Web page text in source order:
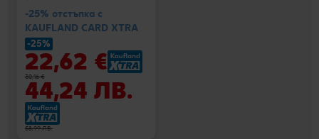
-25% отстъпка с
KAUFLAND CARD XTRA
-25%
22,62 €
30,16 €
44,24 ЛВ.
58,99 ЛВ.